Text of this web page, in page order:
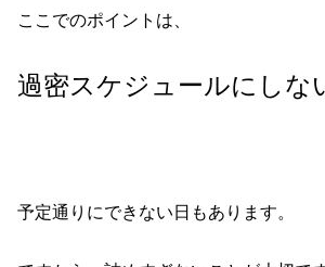
ここでのポイントは、
過密スケジュールにしな
予定通りにできない日もあります。